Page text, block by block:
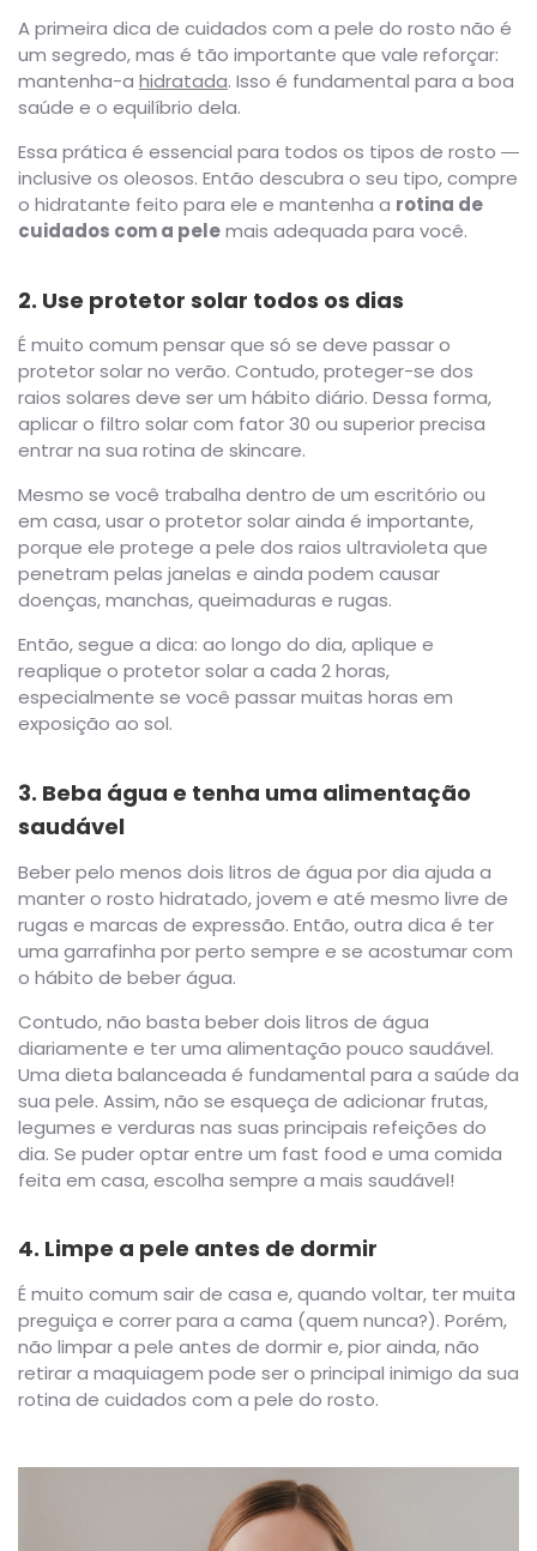
A primeira dica de cuidados com a pele do rosto não é
um segredo, mas é tão importante que vale reforçar:
mantenha-a hidratada. Isso é fundamental para a boa
saúde e o equilíbrio dela.
Essa prática é essencial para todos os tipos de rosto ―
inclusive os oleosos. Então descubra o seu tipo, compre
o hidratante feito para ele e mantenha a rotina de
cuidados com a pelemais adequada para você.
2. Use protetor solar todos os dias
É muito comum pensar que só se deve passar o
protetor solar no verão. Contudo, proteger-se dos
raios solares deve ser um hábito diário. Dessa forma,
aplicar o filtro solar com fator 30 ou superior precisa
entrar na sua rotina de skincare.
Mesmo se você trabalha dentro de um escritório ou
em casa, usar o protetor solar ainda é importante,
porque ele protege a pele dos raios ultravioleta que
penetram pelas janelas e ainda podem causar
doenças, manchas, queimaduras e rugas.
Então, segue a dica: ao longo do dia, aplique e
reaplique o protetor solar a cada 2 horas,
especialmente se você passar muitas horas em
exposição ao sol.
3. Beba água e tenha uma alimentação
saudável
Beber pelo menos dois litros de água por dia ajuda a
manter o rosto hidratado, jovem e até mesmo livre de
rugas e marcas de expressão. Então, outra dica é ter
uma garrafinha por perto sempre e se acostumar com
o hábito de beber água.
Contudo, não basta beber dois litros de água
diariamente e ter uma alimentação pouco saudável.
Uma dieta balanceada é fundamental para a saúde da
sua pele. Assim, não se esqueça de adicionar frutas,
legumes e verduras nas suas principais refeições do
dia. Se puder optar entre um fast food e uma comida
feita em casa, escolha sempre a mais saudável!
4. Limpe a pele antes de dormir
É muito comum sair de casa e, quando voltar, ter muita
preguiça e correr para a cama (quem nunca?). Porém,
não limpar a pele antes de dormir e, pior ainda, não
retirar a maquiagem pode ser o principal inimigo da sua
rotina de cuidados com a pele do rosto.